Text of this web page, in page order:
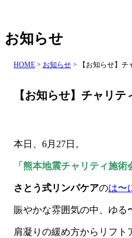
お知らせ
HOME > お知らせ > 【お知らせ】
【お知らせ】チャリ
本日、6月27日。
「熊本地震チャリティ施術
さとう式リンパケアのは〜
賑やかな雰囲気の中、ゆ
肩凝りの緩め方からリフト